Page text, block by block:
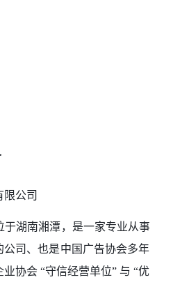
公司
于湖南湘潭，是一家专业从事
公司 、也是中国 广告协会多年
业协会 “守信经营单位” 与 “优